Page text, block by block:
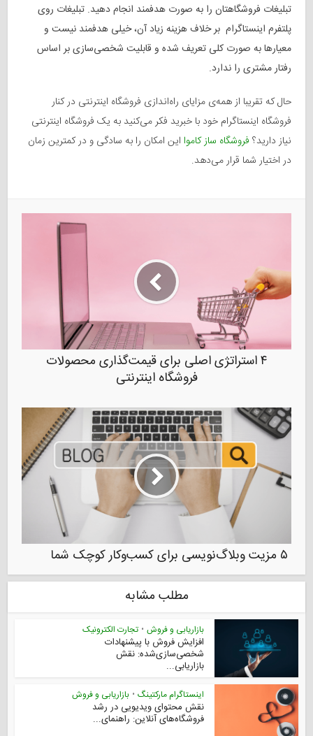
تبلیغات فروشگاهتان را به صورت هدفمند انجام دهید. تبلیغات روی
پلتفرم اینستاگرام بر خلاف هزینه زیاد آن، خیلی هدفمند نیست و
معیارها به صورت کلی تعریف شده و قابلیت شخصی‌سازی بر اساس
رفتار مشتری را ندارد.
حال که تقریبا‌ از همه‌ی مزایای راه‌اندازی فروشگاه اینترنتی در کنار
فروشگاه اینستاگرام خود با خبرید فکر می‌کنید به یک فروشگاه اینترنتی
نیاز دارید؟ فروشگاه‌ ساز کاموا این امکان را به سادگی و در کمترین زمان
در اختیار شما قرار می‌دهد.
۴ استراتژی اصلی برای قیمت‌گذاری محصولات
فروشگاه اینترنتی
۵ مزیت وبلاگ‌نویسی برای کسب‌و‌کار کوچک شما
مطلب مشابه
بازاریابی و فروش • تجارت الکترونیک
افزایش فروش با پیشنهادات
شخصی‌سازی‌شده: نقش
بازاریابی...
اینستاگرام مارکتینگ • بازاریابی و فروش
نقش محتوای ویدیویی در رشد
فروشگاه‌های آنلاین: راهنمای...